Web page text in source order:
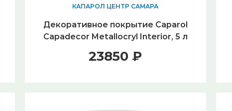
КАПАРОЛ ЦЕНТР САМАРА
Декоративное покрытие Caparol
Capadecor Metallocryl Interior, 5 л
23850 ₽